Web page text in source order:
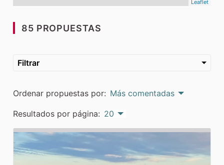
Leaflet
85 PROPUESTAS
Filtrar
Ordenar propuestas por: Más comentadas
Resultados por página: 20